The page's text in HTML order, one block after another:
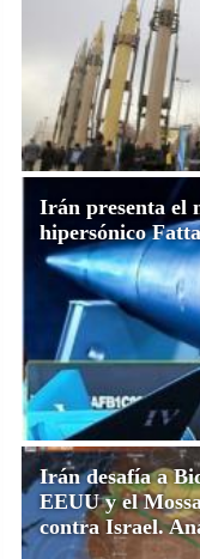
Irán presenta el
hipersónico
Irán desafía a
EEUU y el
contra Israel.